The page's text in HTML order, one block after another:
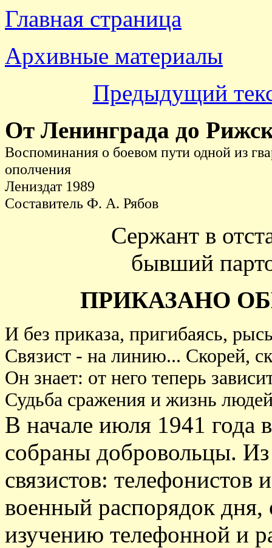
Главная страница
Архивные материалы
Предыдущий
От Ленинграда до
Воспоминания о боевом пути одной из
ополчения
Лениздат 1989
Составитель Ф. А. Рябов
Сержант в
бывший
ПРИКАЗАНО
И без приказа, пригибаясь,
Связист - на линию... Скорей,
Он знает: от него теперь
Судьба сражения и жизнь
В начале июля 1941 года
собраны добровольцы. Из
связистов: телефонистов
военный распорядок дня,
изучению телефонной и